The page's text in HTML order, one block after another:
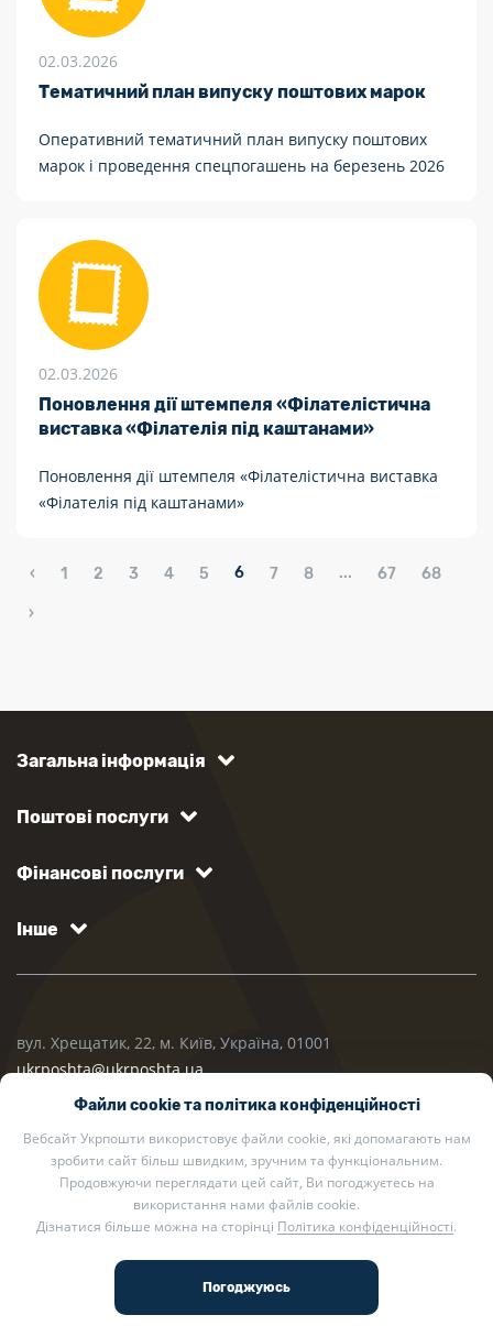
02.03.2026
Тематичний план випуску поштових марок
Оперативний тематичний план випуску поштових
марок і проведення спецпогашень на березень 2026
02.03.2026
Поновлення дії штемпеля «Філателістична
виставка «Філателія під каштанами»
Поновлення дії штемпеля «Філателістична виставка
«Філателія під каштанами»
‹ 1 2 3 4 5 6 7 8 ... 67 68
›
Файли cookie та політика конфіденційності
Вебсайт Укрпошти використовує файли cookie, які допомагають нам
зробити сайт більш швидким, зручним та функціональним.
Продовжуючи переглядати цей сайт, Ви погоджуєтесь на
використання нами файлів cookie.
Дізнатися більше можна на сторінці Політика конфіденційності.
Загальна інформація
Поштові послуги
Фінансові послуги
Інше
вул. Хрещатик, 22, м. Київ, Україна, 01001
ukrposhta@ukrposhta.ua
2002 — 2026 Укрпошта. Всі права захищено.
Політика конфіденційності